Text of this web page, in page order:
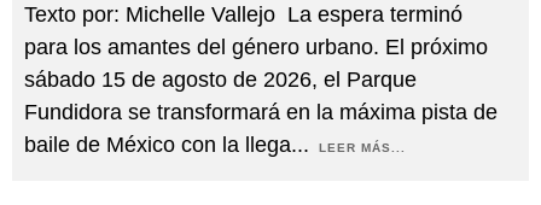
Texto por: Michelle Vallejo La espera terminó
para los amantes del género urbano. El próximo
sábado 15 de agosto de 2026, el Parque
Fundidora se transformará en la máxima pista de
baile de México con la llega... LEER MÁS...